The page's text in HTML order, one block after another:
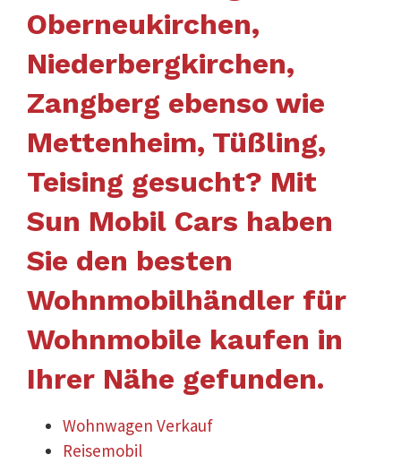
Oberneukirchen,
Niederbergkirchen,
Zangberg ebenso wie
Mettenheim, Tüßling,
Teising gesucht? Mit
Sun Mobil Cars haben
Sie den besten
Wohnmobilhändler für
Wohnmobile kaufen in
Ihrer Nähe gefunden.
Wohnwagen Verkauf
Reisemobil